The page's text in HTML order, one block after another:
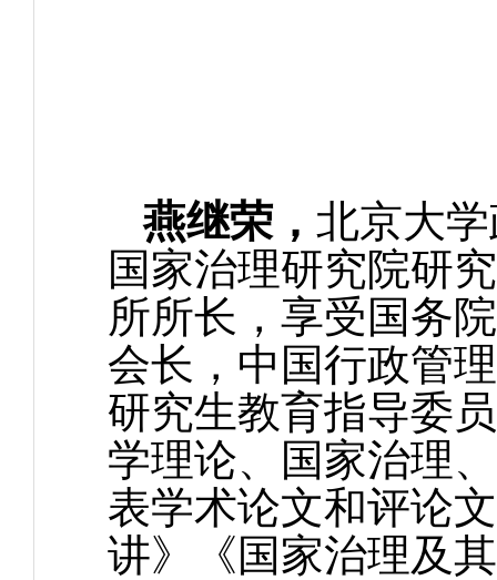
燕继荣， 北京大
国家治理研究院研
所所长，享受国务
会长，中国行政管
研究生教育指导委
学理论、国家治理
表学术论文和评论
讲》《国家治理及